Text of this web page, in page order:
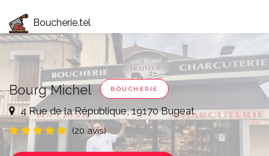
Boucherie.tel
Bourg Michel BOUCHERIE
4 Rue de la République, 19170 Bugeat
(20 avis)